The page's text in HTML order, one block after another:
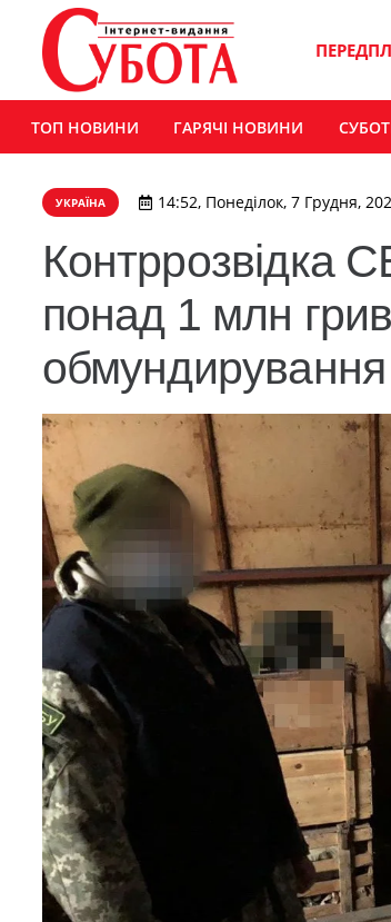
ТОП НОВИНИ ГАРЯЧІ НОВИНИ
УКРАЇНА 14:52, Понеділок, 7 Грудня,
Контррозвідка
понад 1 млн